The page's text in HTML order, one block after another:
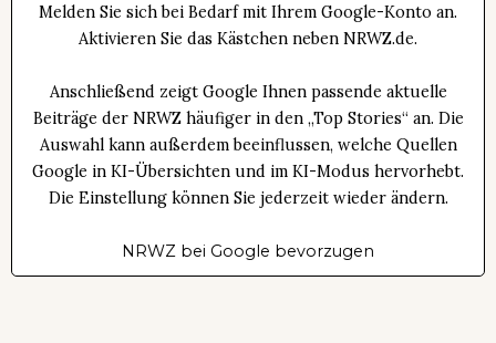
Melden Sie sich bei Bedarf mit Ihrem Google-Konto an.
Aktivieren Sie das Kästchen neben NRWZ.de.
Anschließend zeigt Google Ihnen passende aktuelle
Beiträge der NRWZ häufiger in den „Top Stories“ an. Die
Auswahl kann außerdem beeinflussen, welche Quellen
Google in KI-Übersichten und im KI-Modus hervorhebt.
Die Einstellung können Sie jederzeit wieder ändern.
NRWZ bei Google bevorzugen